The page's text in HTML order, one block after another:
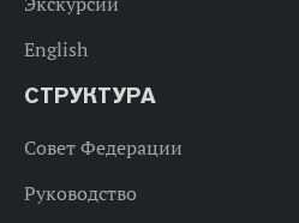
English
СТРУКТУРА
Совет Федерации
Руководство